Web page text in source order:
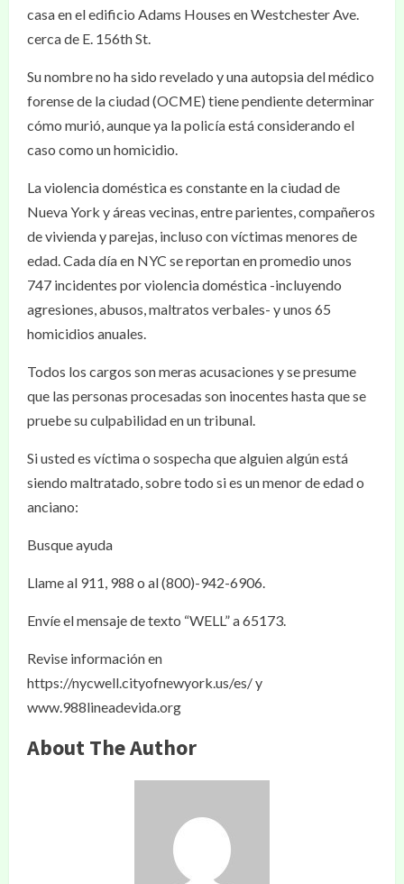
casa en el edificio Adams Houses en Westchester Ave.
cerca de E. 156th St.
Su nombre no ha sido revelado y una autopsia del médico
forense de la ciudad (OCME) tiene pendiente determinar
cómo murió, aunque ya la policía está considerando el
caso como un homicidio.
La violencia doméstica es constante en la ciudad de
Nueva York y áreas vecinas, entre parientes, compañeros
de vivienda y parejas, incluso con víctimas menores de
edad. Cada día en NYC se reportan en promedio unos
747 incidentes por violencia doméstica -incluyendo
agresiones, abusos, maltratos verbales- y unos 65
homicidios anuales.
Todos los cargos son meras acusaciones y se presume
que las personas procesadas son inocentes hasta que se
pruebe su culpabilidad en un tribunal.
Si usted es víctima o sospecha que alguien algún está
siendo maltratado, sobre todo si es un menor de edad o
anciano:
Busque ayuda
Llame al 911, 988 o al (800)-942-6906.
Envíe el mensaje de texto “WELL” a 65173.
Revise información en
https://nycwell.cityofnewyork.us/es/ y
www.988lineadevida.org
About The Author